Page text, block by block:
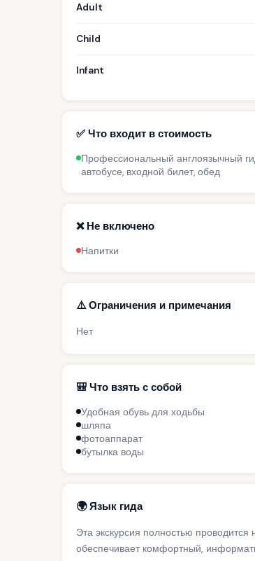
Adult
Child
Infant
✅ Что входит в стоимость
Профессиональный англоязычный
автобусе, входной билет, обед
❌ Не включено
Напитки
⚠️ Ограничения и примечания
Нет
🎒 Что взять с собой
Удобная обувь для ходьбы
шляпа
фотоаппарат
бутылка воды
🌍 Язык гида
Эта экскурсия полностью
обеспечивает комфортный,